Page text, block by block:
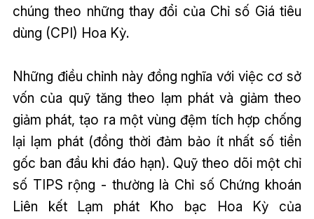
chúng theo những thay đổi của Chỉ số Giá tiêu
dùng (CPI) Hoa Kỳ.
Những điều chỉnh này đồng nghĩa với việc cơ sở
vốn của quỹ tăng theo lạm phát và giảm theo
giảm phát, tạo ra một vùng đệm tích hợp chống
lại lạm phát (đồng thời đảm bảo ít nhất số tiền
gốc ban đầu khi đáo hạn). Quỹ theo dõi một chỉ
số TIPS rộng - thường là Chỉ số Chứng khoán
Liên kết Lạm phát Kho bạc Hoa Kỳ của